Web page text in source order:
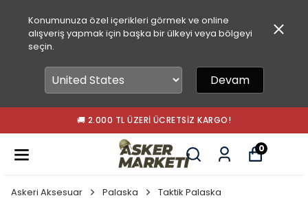
Konumunuza özel içerikleri görmek ve online
alışveriş yapmak için başka bir ülkeyi veya bölgeyi
seçin.
Devam
🚚 2.000 TL ÜZERI ÜCRETSIZ KARGO!
0
Askeri Aksesuar Palaska Taktik Palaska